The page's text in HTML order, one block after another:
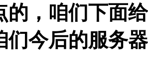
的，咱们下面
们今后的服务